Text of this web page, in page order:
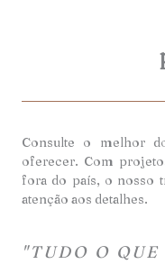
Consulte o melhor
oferecer. Com
fora do país, o nosso
atenção aos detalhes.
"TUDO O